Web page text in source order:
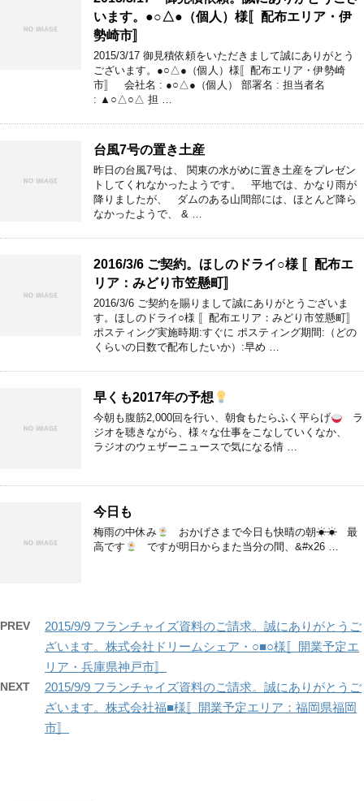
います。●○△●（個人）様〚配布エリア・伊
勢崎市〛
2015/3/17 御見積依頼をいただきまして誠にありがとう
ございます。●○△●（個人）様〚配布エリア・伊勢崎
市〛 会社名 : ●○△●（個人） 部署名 : 担当者名
: ▲○△○△ 担 …
台風7号の置き土産
昨日の台風7号は、 関東の水がめに置き土産をプレゼン
トしてくれなかったようです。 平地では、かなり雨が
降りましたが、 ダムのある山間部には、ほとんど降ら
なかったようで、 & …
2016/3/6 ご契約。ほしのドライ○様 〚配布エ
リア：みどり市笠懸町〛
2016/3/6 ご契約を賜りまして誠にありがとうございま
す。ほしのドライ○様 〚配布エリア：みどり市笠懸町〛
ポスティング実施時期:すぐに ポスティング期間:（どの
くらいの日数で配布したいか）:早め …
早くも2017年の予想
今朝も腹筋2,000回を行い、朝食もたらふく平らげ
ラ
ジオを聴きながら、様々な仕事をこなしていくなか、
ラジオのウェザーニュースで気になる情 …
今日も
梅雨の中休み
おかげさまで今日も快晴の朝☀☀ 最
高です
ですが明日からまた当分の間、&#x26 …
PREV
2015/9/9 フランチャイズ資料のご請求。誠にありがとうご
ざいます。株式会社ドリームシェア・○■○様〚開業予定エ
リア・兵庫県神戸市〛
NEXT
2015/9/9 フランチャイズ資料のご請求。誠にありがとうご
ざいます。株式会社福■様〚開業予定エリア：福岡県福岡
市〛